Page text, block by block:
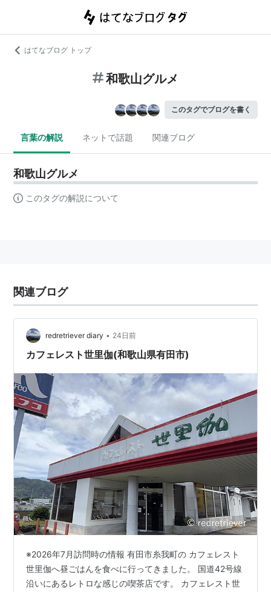
はてなブログ トップ
和歌山グルメ
このタグでブログを書く
言葉の解説 ネットで話題 関連ブログ
和歌山グルメ
このタグの解説について
関連ブログ
redretriever diary • 24日前
カフェレスト世里伽(和歌山県有田市)
※2026年7月訪問時の情報 有田市糸我町の カフェレスト
世里伽へ昼ごはんを食べに行ってきました。 国道42号線
沿いにあるレトロな感じの喫茶店です。 カフェレスト世